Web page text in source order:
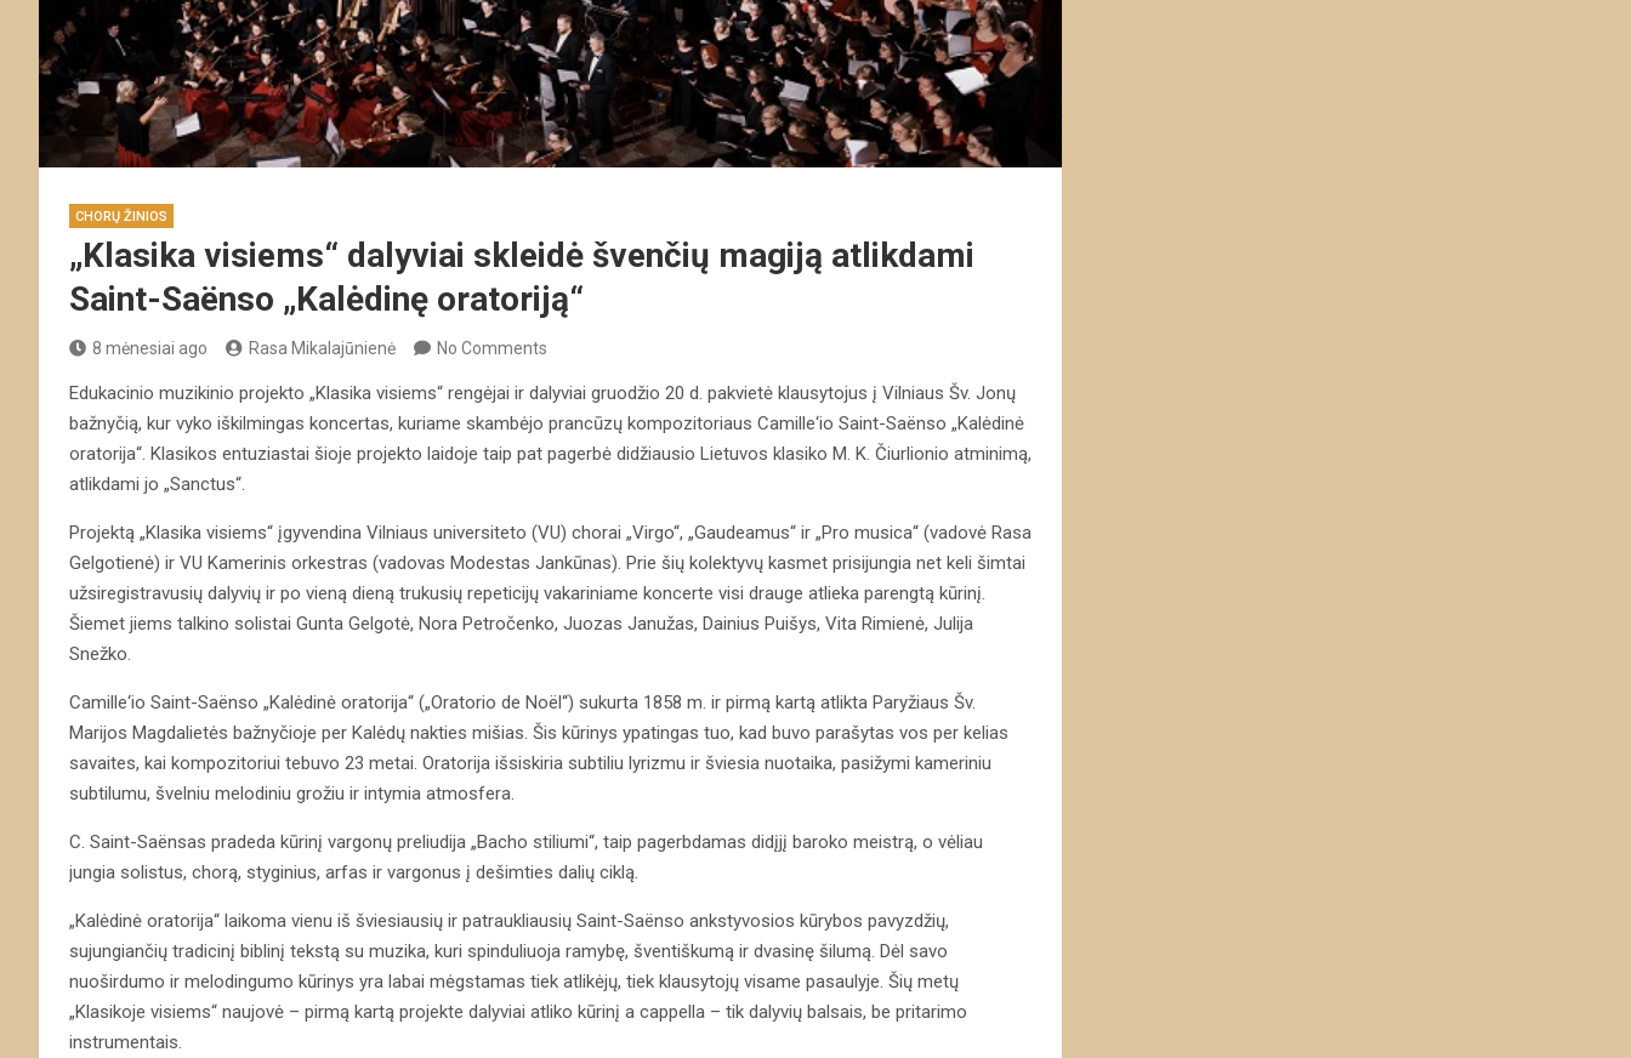
CHORŲ ŽINIOS
„Klasika visiems“ dalyviai skleidė švenčių magiją atlikdami
Saint-Saënso „Kalėdinę oratoriją“
8 mėnesiai ago Rasa Mikalajūnienė No Comments
Edukacinio muzikinio projekto „Klasika visiems“ rengėjai ir dalyviai gruodžio 20 d. pakvietė klausytojus į Vilniaus Šv. Jonų
bažnyčią, kur vyko iškilmingas koncertas, kuriame skambėjo prancūzų kompozitoriaus Camille‘io Saint-Saënso „Kalėdinė
oratorija“. Klasikos entuziastai šioje projekto laidoje taip pat pagerbė didžiausio Lietuvos klasiko M. K. Čiurlionio atminimą,
atlikdami jo „Sanctus“.
Projektą „Klasika visiems“ įgyvendina Vilniaus universiteto (VU) chorai „Virgo“, „Gaudeamus“ ir „Pro musica“ (vadovė Rasa
Gelgotienė) ir VU Kamerinis orkestras (vadovas Modestas Jankūnas). Prie šių kolektyvų kasmet prisijungia net keli šimtai
užsiregistravusių dalyvių ir po vieną dieną trukusių repeticijų vakariniame koncerte visi drauge atlieka parengtą kūrinį.
Šiemet jiems talkino solistai Gunta Gelgotė, Nora Petročenko, Juozas Janužas, Dainius Puišys, Vita Rimienė, Julija
Snežko.
Camille‘io Saint-Saënso „Kalėdinė oratorija“ („Oratorio de Noël“) sukurta 1858 m. ir pirmą kartą atlikta Paryžiaus Šv.
Marijos Magdalietės bažnyčioje per Kalėdų nakties mišias. Šis kūrinys ypatingas tuo, kad buvo parašytas vos per kelias
savaites, kai kompozitoriui tebuvo 23 metai. Oratorija išsiskiria subtiliu lyrizmu ir šviesia nuotaika, pasižymi kameriniu
subtilumu, švelniu melodiniu grožiu ir intymia atmosfera.
C. Saint-Saënsas pradeda kūrinį vargonų preliudija „Bacho stiliumi“, taip pagerbdamas didįjį baroko meistrą, o vėliau
jungia solistus, chorą, styginius, arfas ir vargonus į dešimties dalių ciklą.
„Kalėdinė oratorija“ laikoma vienu iš šviesiausių ir patraukliausių Saint-Saënso ankstyvosios kūrybos pavyzdžių,
sujungiančių tradicinį biblinį tekstą su muzika, kuri spinduliuoja ramybę, šventiškumą ir dvasinę šilumą. Dėl savo
nuoširdumo ir melodingumo kūrinys yra labai mėgstamas tiek atlikėjų, tiek klausytojų visame pasaulyje. Šių metų
„Klasikoje visiems“ naujovė – pirmą kartą projekte dalyviai atliko kūrinį a cappella – tik dalyvių balsais, be pritarimo
instrumentais.